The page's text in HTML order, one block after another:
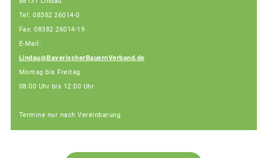
Tel: 08382 26014-0
Fax: 08382 26014-19
E-Mail:
Lindau@BayerischerBauernVerband.de
Montag bis Freitag
08:00 Uhr bis 12:00 Uhr
Termine nur nach Vereinbarung